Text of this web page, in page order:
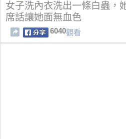
女子洗內衣洗出一條白蟲，
席話讓她面無血色
6040觀看